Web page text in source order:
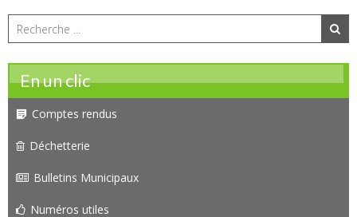
En un clic
Comptes rendus
Déchetterie
Bulletins Municipaux
Numéros utiles